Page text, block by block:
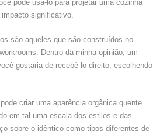
pode usá-lo para projetar uma cozinha
significativo.
são aqueles que são construídos no
Dentro da minha opinião, um
gostaria de recebê-lo direito, escolhendo
criar uma aparência orgânica quente
em tal uma escala dos estilos e das
sobre o idêntico como tipos diferentes de